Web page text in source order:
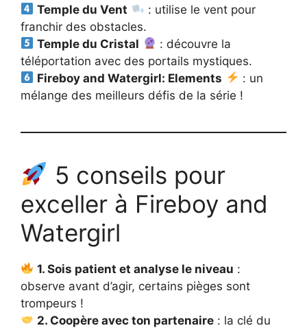
Temple du Vent
: utilise le vent pour
franchir des obstacles.
Temple du Cristal
: découvre la
téléportation avec des portails mystiques.
Fireboy and Watergirl: Elements
: un
mélange des meilleurs défis de la série !
5 conseils pour
exceller à Fireboy and
Watergirl
1. Sois patient et analyse le niveau :
observe avant d’agir, certains pièges sont
trompeurs !
2. Coopère avec ton partenaire : la clé du